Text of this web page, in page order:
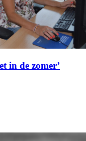
in de zomer’